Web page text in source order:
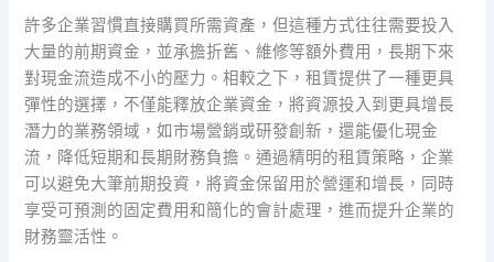
許多企業習慣直接購買所需資產，但這種方式往往需要投入
大量的前期資金，並承擔折舊、維修等額外費用，長期下來
對現金流造成不小的壓力。相較之下，租賃提供了一種更具
彈性的選擇，不僅能釋放企業資金，將資源投入到更具增長
潛力的業務領域，如市場營銷或研發創新，還能優化現金
流，降低短期和長期財務負擔。通過精明的租賃策略，企業
可以避免大筆前期投資，將資金保留用於營運和增長，同時
享受可預測的固定費用和簡化的會計處理，進而提升企業的
財務靈活性。